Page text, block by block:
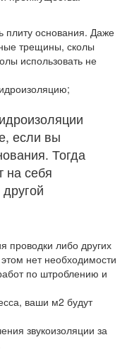
плиту основания. Даже
трещины, сколы
использовать не
если вы
Тогда
на себя
проводки либо других
нет необходимости
по штроблению и
ваши м2 будут
звукоизоляции за